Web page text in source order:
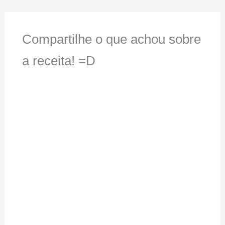
Compartilhe o que achou sobre
a receita! =D